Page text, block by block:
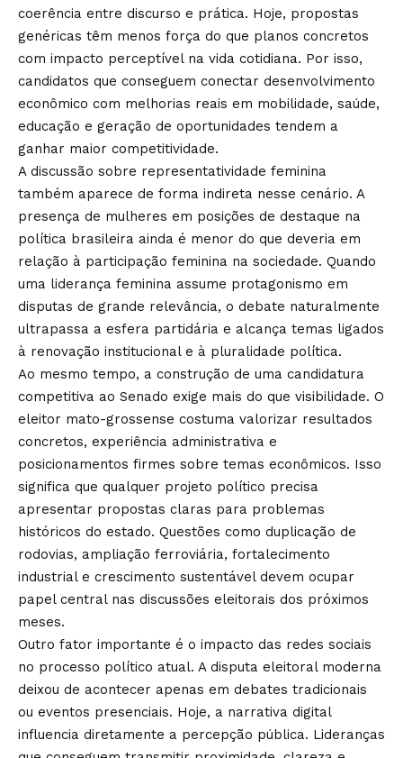
coerência entre discurso e prática. Hoje, propostas
genéricas têm menos força do que planos concretos
com impacto perceptível na vida cotidiana. Por isso,
candidatos que conseguem conectar desenvolvimento
econômico com melhorias reais em mobilidade, saúde,
educação e geração de oportunidades tendem a
ganhar maior competitividade.
A discussão sobre representatividade feminina
também aparece de forma indireta nesse cenário. A
presença de mulheres em posições de destaque na
política brasileira ainda é menor do que deveria em
relação à participação feminina na sociedade. Quando
uma liderança feminina assume protagonismo em
disputas de grande relevância, o debate naturalmente
ultrapassa a esfera partidária e alcança temas ligados
à renovação institucional e à pluralidade política.
Ao mesmo tempo, a construção de uma candidatura
competitiva ao Senado exige mais do que visibilidade. O
eleitor mato-grossense costuma valorizar resultados
concretos, experiência administrativa e
posicionamentos firmes sobre temas econômicos. Isso
significa que qualquer projeto político precisa
apresentar propostas claras para problemas
históricos do estado. Questões como duplicação de
rodovias, ampliação ferroviária, fortalecimento
industrial e crescimento sustentável devem ocupar
papel central nas discussões eleitorais dos próximos
meses.
Outro fator importante é o impacto das redes sociais
no processo político atual. A disputa eleitoral moderna
deixou de acontecer apenas em debates tradicionais
ou eventos presenciais. Hoje, a narrativa digital
influencia diretamente a percepção pública. Lideranças